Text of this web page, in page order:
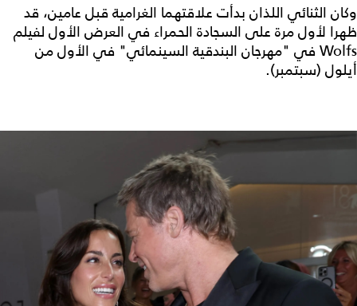
وكان الثنائي اللذان بدأت علاقتهما الغرامية قبل عامين، قد
ظهرا لأول مرة على السجادة الحمراء في العرض الأول لفيلم
Wolfs في "مهرجان البندقية السينمائي" في الأول من
أيلول (سبتمبر).